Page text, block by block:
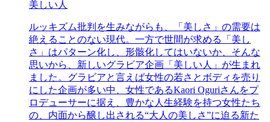
美しい人
ルッキズム批判を生みながらも、「美しさ」の需要は
絶えることのない現代。一方で世間が求める「美し
さ」はパターン化し、形骸化してはいないか、そんな
思いから、新しいグラビア企画「美しい人」が生まれ
ました。グラビアと言えば女性の若さとボディを売り
にした企画が多い中、女性であるKaori Oguriさんをプ
ロデューサーに据え、豊かな人生経験を持つ女性たち
の、内面から醸し出される“大人の美しさ”に迫る新た